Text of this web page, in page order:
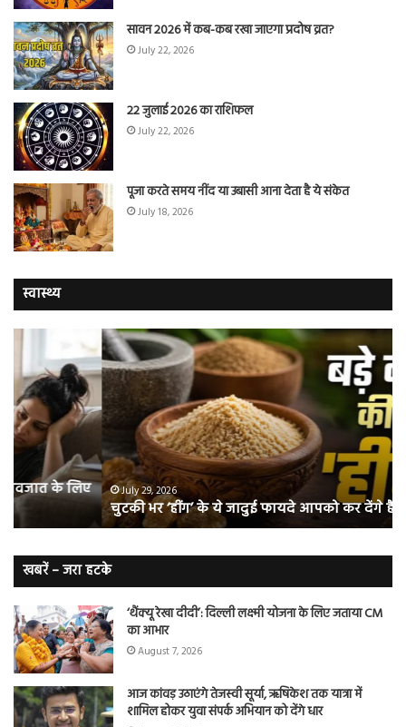
सावन 2026 में कब-कब रखा जाएगा प्रदोष व्रत?
July 22, 2026
22 जुलाई 2026 का राशिफल
July 22, 2026
पूजा करते समय नींद या उबासी आना देता है ये संकेत
July 18, 2026
स्वास्थ्य
‘हींग’
के
ये
जादुई
फायदे
आपको
कर
देंगे
हैरान
July 29, 2026
चुटकी भर ‘हींग’ के ये जादुई फायदे आपको कर देंगे हैरान
ने
कि
हो
हैं
खबरें – जरा हटके
‘थैंक्यू रेखा दीदी’: दिल्ली लक्ष्मी योजना के लिए जताया CM
का आभार
August 7, 2026
आज कांवड़ उठाएंगे तेजस्वी सूर्या, ऋषिकेश तक यात्रा में
शामिल होकर युवा संपर्क अभियान को देंगे धार